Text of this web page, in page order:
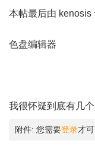
本帖最后由 kenosis
色盘编辑器
我很怀疑到底有几
附件: 您需要登录才